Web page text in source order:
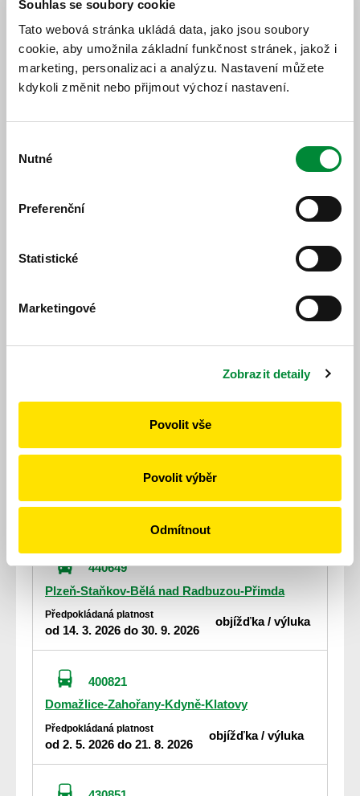
Souhlas se soubory cookie
Tato webová stránka ukládá data, jako jsou soubory
cookie, aby umožnila základní funkčnost stránek, jakož i
marketing, personalizaci a analýzu. Nastavení můžete
kdykoli změnit nebo přijmout výchozí nastavení.
souhlasu
Nutné
Preferenční
Statistické
Marketingové
Zobrazit detaily
Povolit vše
Povolit výběr
Odmítnout
Nečtiny
Předpokládaná platnost
od 14. 12. 2025 do 12. 12.
2026
objížďka /
výluka
Předpokládaná platnost objížďka / výluka
od 14. 3. 2026 do 30. 9. 2026
400643
Horšovský Týn-Meclov-Domažlice
Předpokládaná platnost objížďka / výluka
440649
Plzeň-Staňkov-Bělá nad Radbuzou-Přimda
Předpokládaná platnost
od 14. 3. 2026 do 30. 9. 2026
objížďka / výluka
400821
Domažlice-Zahořany-Kdyně-Klatovy
Předpokládaná platnost
od 2. 5. 2026 do 21. 8. 2026
objížďka / výluka